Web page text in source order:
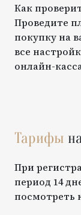
Как
Проведите
покупку на
все
онлайн-
Тарифы
При
период 14
посмотреть